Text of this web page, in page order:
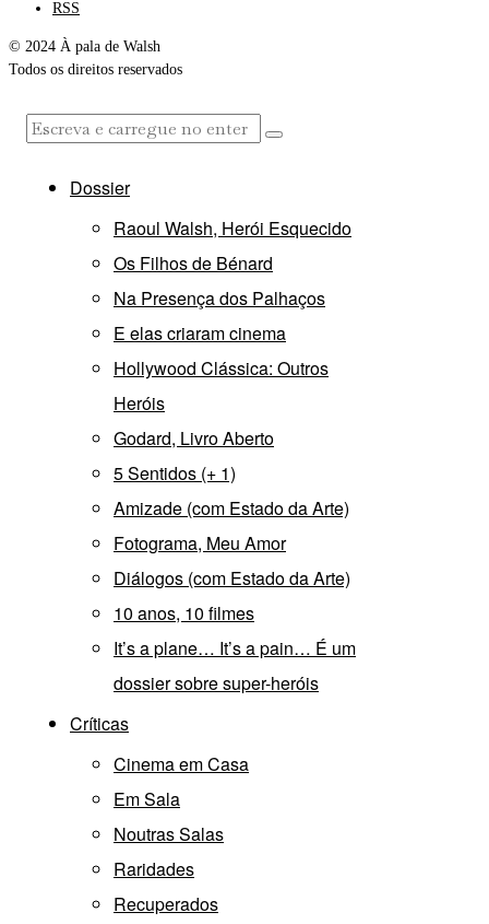
RSS
© 2024 À pala de Walsh
Todos os direitos reservados
Dossier
Raoul Walsh, Herói Esquecido
Os Filhos de Bénard
Na Presença dos Palhaços
E elas criaram cinema
Hollywood Clássica: Outros
Heróis
Godard, Livro Aberto
5 Sentidos (+ 1)
Amizade (com Estado da Arte)
Fotograma, Meu Amor
Diálogos (com Estado da Arte)
10 anos, 10 filmes
It’s a plane… It’s a pain… É um
dossier sobre super-heróis
Críticas
Cinema em Casa
Em Sala
Noutras Salas
Raridades
Recuperados